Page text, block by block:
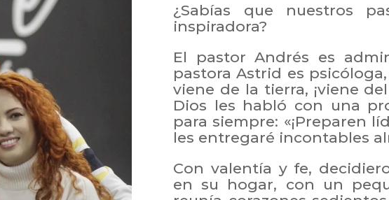
¿Sabías que nuestros
inspiradora?
El pastor Andrés es
pastora Astrid es
viene de la tierra, ¡viene
Dios les habló con una
para siempre: «¡Preparen
les entregaré incontables
Con valentía y fe,
en su hogar, con un